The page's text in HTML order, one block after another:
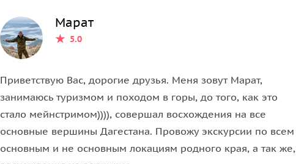
Марат
5.0
Приветствую Вас, дорогие друзья. Меня зовут Марат,
занимаюсь туризмом и походом в горы, до того, как это
стало мейнстримом)))), совершал восхождения на все
основные вершины Дагестана. Провожу экскурсии по всем
основным и не основным локациям родного края, а так же,